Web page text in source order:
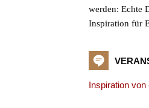
werden: Echte
Inspiration für
Inspiration